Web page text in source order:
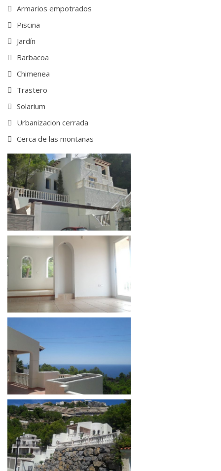
Armarios empotrados
Piscina
Jardín
Barbacoa
Chimenea
Trastero
Solarium
Urbanizacion cerrada
Cerca de las montañas